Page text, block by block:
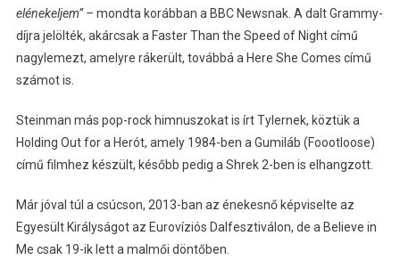
elénekeljem” – mondta korábban a BBC Newsnak. A dalt Grammy-
díjra jelölték, akárcsak a Faster Than the Speed of Night című
nagylemezt, amelyre rákerült, továbbá a Here She Comes című
számot is.
Steinman más pop-rock himnuszokat is írt Tylernek, köztük a
Holding Out for a Herót, amely 1984-ben a Gumiláb (Foootloose)
című filmhez készült, később pedig a Shrek 2-ben is elhangzott.
Már jóval túl a csúcson, 2013-ban az énekesnő képviselte az
Egyesült Királyságot az Eurovíziós Dalfesztiválon, de a Believe in
Me csak 19-ik lett a malmői döntőben.